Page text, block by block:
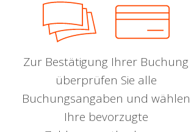
Zur Bestätigung Ihrer Buchung
überprüfen Sie alle
Buchungsangaben und wählen
Ihre bevorzugte